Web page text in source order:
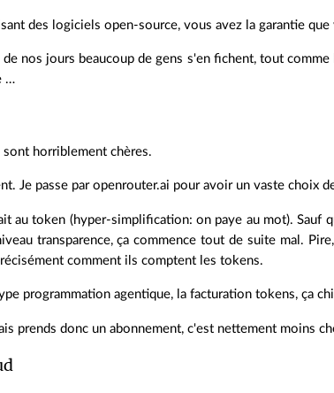
des logiciels open-source, vous avez la garantie
nos jours beaucoup de gens s'en fichent, tout
…
horriblement chères.
Je passe par openrouter.ai pour avoir un vaste choix
au token (hyper-simplification: on paye au mot). Sauf
transparence, ça commence tout de suite mal.
comment ils comptent les tokens.
programmation agentique, la facturation tokens, ça
prends donc un abonnement, c'est nettement moins